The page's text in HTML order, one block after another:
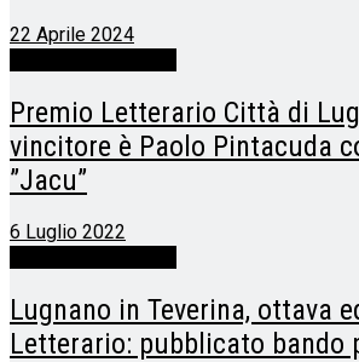
22 Aprile 2024
Premio Letterario Città di
vincitore è Paolo Pintacuda
”Jacu”
6 Luglio 2022
Lugnano in Teverina, ottava
Letterario: pubblicato bando